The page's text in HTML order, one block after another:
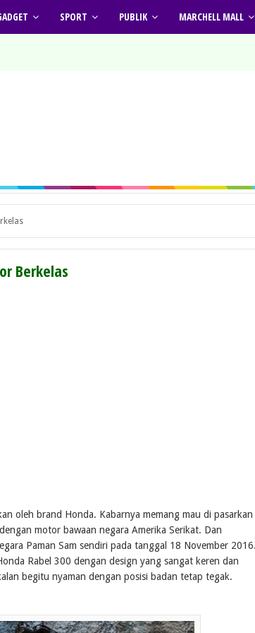
SPORT PUBLIK MARCHELL MALL
Berkelas
oleh brand Honda. Kabarnya memang mau di
motor bawaan negara Amerika Serikat. Dan
Paman Sam sendiri pada tanggal 18 November
Rabel 300 dengan design yang sangat keren dan
begitu nyaman dengan posisi badan tetap tegak.